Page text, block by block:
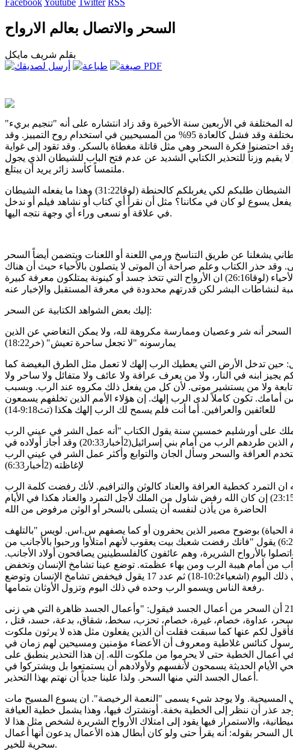
السحر والاتصال بعالم الارواح
بقلم شريف مايكل
المختلفة في الأربعين سنة الأخيرة وقد زاد انتشاره على أنه "تنجيم بريء"
وموضوع تسلية أدبية في الأفلام المختلفة وقد فشل كالعادة 95% من المسيحيين في استخدام روح التمييز. وقد
احتضنوا فكرة السحر وهي مثل قاتلة مغطاة بالسكر. وقد تقود إلى غواية
يقيم وزناً للتحذير الكتابي الشديد عن عدم فتح الباب للشيطان الذي يجول
ملتمساً كأسد زائر يريد أن يبتلع.
قال يسوع لبطرس: سمعان سمعان الشيطان طلبكم لكي يغربلكم كالحنطة (لوقا31:22) وهذا ما يفعله الشيطان
يسوع لو كان في مكاننا؟ مثل أن نقرأ أي كتاب أو نشاهد فيلم أو ندخل
في علاقة أو نسعى وراء أي وجهة نتجه اليها.
يشغلنا عن طريق التناسخ ورمي اللعنة أو اللعنات ويتضمن أيضاً السحر
وقد حذر الكتاب وعلم صراحة أن الموتى لا يتصلون بالأحياء حيث أن هناك
هوة عظيمة تفصل بين الأموات والأحياء (لوقا26:16) ان الأرواح التي تتخذ جسد أو كينونة يمتلكون معرفة كبيرة
لنشاطات البشر لكن قدرتهم محدودة في معرفة المستقبل والإخبار عنه
إليك بعض الشواهد الكتابية عن السحر:
السحر أنه شر وعصيان وممارسة مكروهة لله، ولا يمكن التغاضي عن الذين
يمارسونه "لا تجعل ساحرة تعيش" (خر18:22)
حين تدخل الأرض التي يعطيك الرب إلهك لا تعمل مثل الطرق البغيضة كما
ابنه في النار، ولا من يعرف عرافة ولا عائف ولا متفائل ولا ساحر ولا
ولا من يستشير موتى. لأن كل من يفعل ذلك مكروه عند الرب. وبسبب
تكون كاملاً لدى الرب إلهك. إن هؤلاء الأمم الذين تخلفهم يسمعون
للعائفين والعرافين. أما أنت فلم يسمح لك الرب إلهك هكذا (تث9:18-14)
ملك على أورشليم خمسين سنة يقول الكتاب "أنه عمل الشر في عيني الرب
حسب كل ما عمل الأمم ورجساتهم الذين طردهم الرب من أمام بني إسرائيل(2أخبار20:33) وقد أجاز أولاده في
العرافة والسحر وسأل الجان والتوابع وأكثر عمل الشر في عيني الرب
لإغاظته (2أخبار6:33)
التمرد كخطية العرافة والعناد كالوثن والترافيم. لأنك رفضت كلمة الرب
رفضك الرب من المملكة (1صموئيل23:15) إن كان الله رفض شاول من الملك لأجل التمرد والعناد هكذا في الأيام
الحاضرة من يأذن لنفسه أن يتسلى بالسحر أو الوثن مرفوض من الله
الحياة) بوضوح مصير الذين يحفرون أو كما يصفهم س.اس. لويس "بالتلهف
والشهوة" إلى السحر في(اشعياء6:2) يقول "فانك رفضت شعبك بيت يعقوب لأنهم امتلأوا ورحبوا بالأجانب من
بالأرواح الشريرة، وهم عائفون كالفلسطينين يصافحون أولاد الأجانب.
من أمام هيبة الرب ومن بهاء عظمته. توضع عينا تشامخ الإنسان وتخفض
رفعة الناس ويسمو الرب وحده في ذلك اليوم (اشعياء10:2-18) ثم عدد 17 يقول فيخفض تشامخ الإنسان وتوضع
رفعة الناس ويسمو الرب وحده في ذلك اليوم وتزول الأوثان بتمامها.
يصف بولس في رسالة غلاطية19:5-21 أن السحر من أعمال الجسد فيقول: "وأعمال الجسد ظاهرة التي هي زنى
سحر، عداوة، خصام، غيرة، خصام، تحزب، سخط، شقاق، بدعة، حسد، قتل ،
لكم عنها كما سبقت فقلت أن الذين يفعلون مثل هذه لا يرثون ملكوت
كنائس غلاطية ومعروف أن الأعضاء مؤمنين ومسيحين لهم زمان في
في أعمال الخطية حتى لا يحرموا من ملكوت الله. إن هذا التحذير ينطبق على
الأيام الحديثة يسمحون لأنفسهم ولأولادهم أن يستمتعوا بل ويشتركوا في
أعمال الجسد التي منها السحر. ولذا علينا جدياً أن نهتم بهذا التحذير.
في المسيحية. ولا يوجد شيء يسمى "النعمة الرخيصة". ان يسوع المسيح مات
عذر أن ننظر إلى الخطية بخفة. أونشترك فيها، وهذا يشمل خطية العيافة
والاستمرار فيها يقود إلى امتلاك الأرواح الشريرة لشخص مثل هذا لا
السحر بقوله: أنه يقرأ حتى ولو كان أبطال هذه الأعمال يدعون أنها أعمال
سحرية للخير.